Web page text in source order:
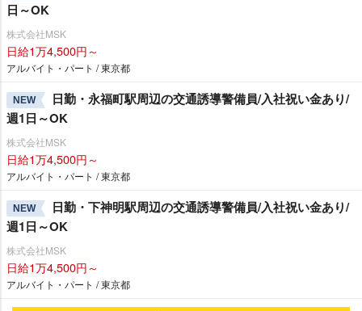
日～OK
株式会社MSK
日給1万4,500円～
アルバイト・パート / 東京都
NEW
日勤・永福町駅周辺の交通誘導警備員/入社祝い金あり/
週1日～OK
株式会社MSK
日給1万4,500円～
アルバイト・パート / 東京都
NEW
日勤・下神明駅周辺の交通誘導警備員/入社祝い金あり/
週1日～OK
株式会社MSK
日給1万4,500円～
アルバイト・パート / 東京都